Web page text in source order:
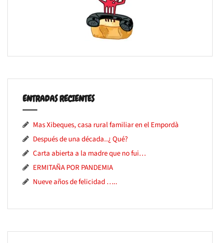
ENTRADAS RECIENTES
Mas Xibeques, casa rural familiar en el Empordà
Después de una década..¿ Qué?
Carta abierta a la madre que no fui…
ERMITAÑA POR PANDEMIA
Nueve años de felicidad …..